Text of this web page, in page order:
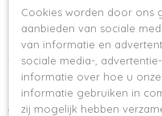
698-647
Reboottle - Sportfles 500 ml
Met deze fijne drinkfles lukt het je
tijdens het sporten!
Ergonomisch ontworpen voor
en is 100% lekvrij. Het is gemaakt
Cookies worden door ons
aanbieden van sociale
van informatie en
sociale media-,
informatie over hoe u
informatie gebruiken in
zij mogelijk hebben